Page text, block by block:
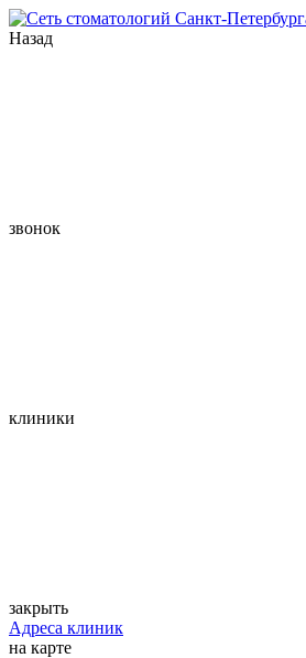
Назад
звонок
клиники
закрыть
Адреса клиник
на карте